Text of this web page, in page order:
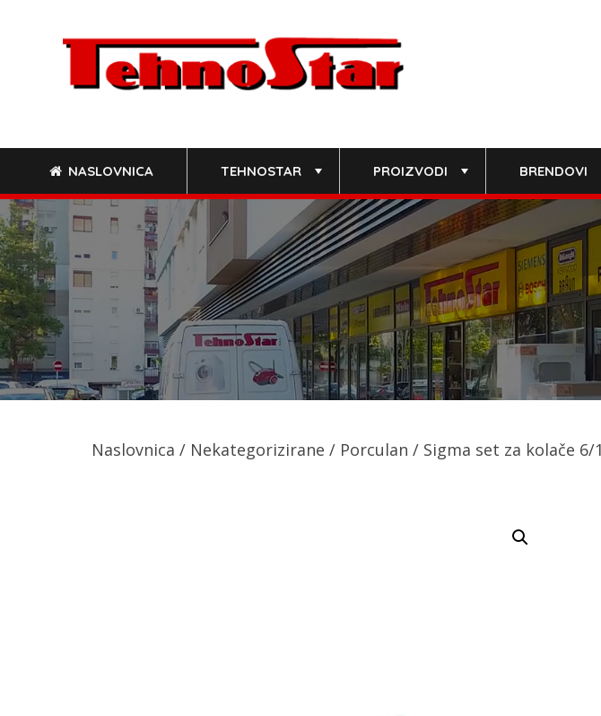
NASLOVNICA TEHNOSTAR PROIZVODI BRENDOVI
Naslovnica / Nekategorizirane / Porculan / Sigma set za kolače 6/